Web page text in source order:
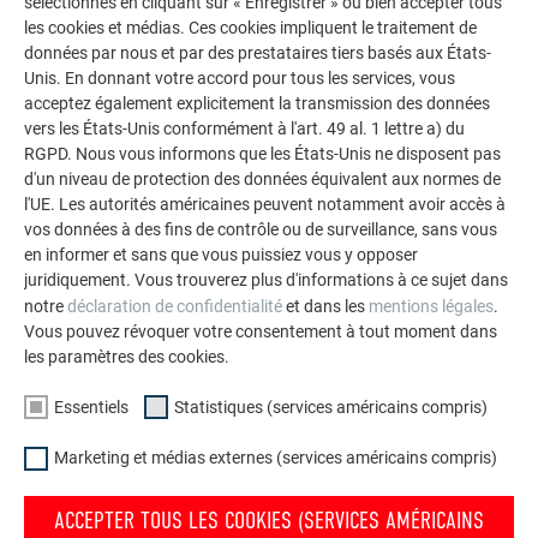
La galerie de références PREFA démontre la
polyvalence de l’aluminium. Découvrez d’autres projets
impressionnants avec les solutions en aluminium
durables de PREFA pour toitures, systèmes solaires et
façades.
VOIR DAVANTAGE DE RÉFÉRENCES
les cookies et médias. Ces cookies impliquent le traitement de
données par nous et par des prestataires tiers basés aux États-
Unis. En donnant votre accord pour tous les services, vous
acceptez également explicitement la transmission des données
vers les États-Unis conformément à l'art. 49 al. 1 lettre a) du
RGPD. Nous vous informons que les États-Unis ne disposent pas
d'un niveau de protection des données équivalent aux normes de
l'UE. Les autorités américaines peuvent notamment avoir accès à
vos données à des fins de contrôle ou de surveillance, sans vous
en informer et sans que vous puissiez vous y opposer
juridiquement. Vous trouverez plus d'informations à ce sujet dans
notredéclaration de confidentialitéet dans les mentions légales.
Vous pouvez révoquer votre consentement à tout moment dans
les paramètres des cookies.
Essentiels Statistiques (services américains compris)
Marketing et médias externes (services américains compris)
ACCEPTER TOUS LES COOKIES (SERVICES AMÉRICAINS